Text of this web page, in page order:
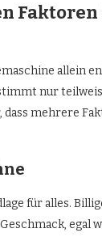
allein
nur
mehrere
für alles.
egal